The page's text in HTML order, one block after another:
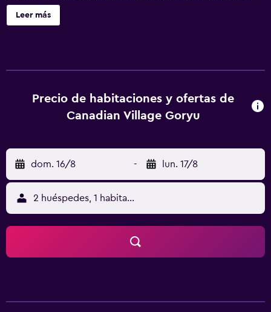
Tsugaike Kogen está a 14 km del alojamiento, y Estación de
Nagano está a 39 km. El aeropuerto (Aeropuerto de
Leer más
Precio de habitaciones y ofertas de
Canadian Village Goryu
dom. 16/8 - lun. 17/8
2 huéspedes, 1 habitación